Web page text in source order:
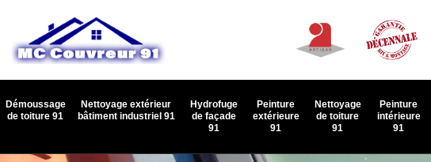
Démoussage
de toiture 91
Nettoyage extérieur
bâtiment industriel 91
Hydrofuge
de façade
91
Peinture
extérieure
91
Nettoyage
de toiture
91
Peinture
intérieure
91